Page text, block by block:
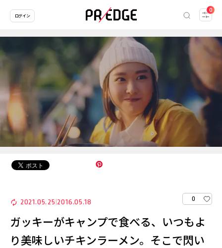
0
ログイン
2021.05.25 2016.05.18 0
ガッキーがキャンプで食べる、いつもよ
り美味しいチキンラーメン。そこで閃い